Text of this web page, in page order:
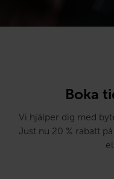
Boka
Vi hjälper dig med
Just nu 20 % rabatt